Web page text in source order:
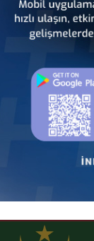
Türkiye - Güney Sudan
İş Konseyi